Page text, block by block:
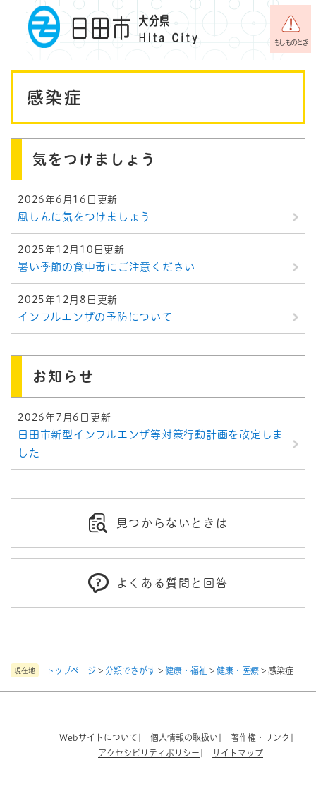
メニューを飛ばして本文へ
もしものとき
現在地 トップページ > 分類でさがす > 健康・福祉 > 健康・医療 > 感染症
感染症
気をつけましょう
2026年6月16日更新
風しんに気をつけましょう
2025年12月10日更新
暑い季節の食中毒にご注意ください
2025年12月8日更新
インフルエンザの予防について
お知らせ
2026年7月6日更新
日田市新型インフルエンザ等対策行動計画を改定しま
した
見つからないときは
よくある質問と回答
Webサイトについて 個人情報の取扱い
著作権・リンク
アクセシビリティポリシー
サイトマップ